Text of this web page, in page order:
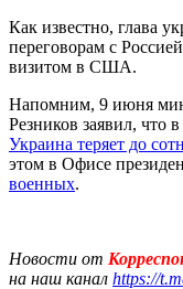
Как известно, глава
переговорам с
визитом в США.
Напомним, 9 июня
Резников заявил, что
Украина теряет до
этом в Офисе
военных.
Новости от
на наш канал https://